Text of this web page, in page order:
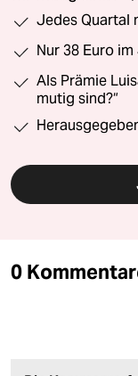
Jedes Quartal
Nur 38 Euro
Als Prämie
mutig sind?“
0